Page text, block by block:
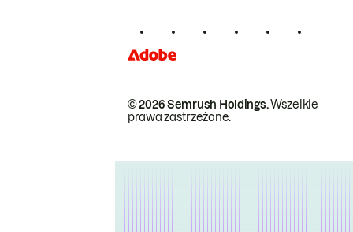
© 2026 Semrush Holdings.Wszelkie
prawa zastrzeżone.